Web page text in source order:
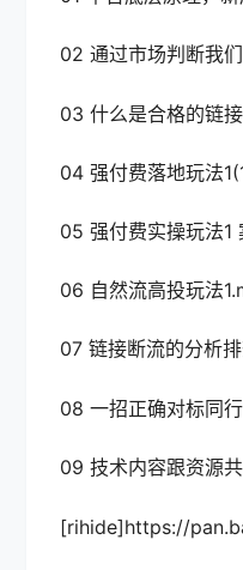
02 通过市场判断我
03 什么是合格的链
04 强付费落地玩法
05 强付费实操玩法1
06 自然流高投玩法
07 链接断流的分析
08 一招正确对标同
09 技术内容跟资源
[rihide]https://